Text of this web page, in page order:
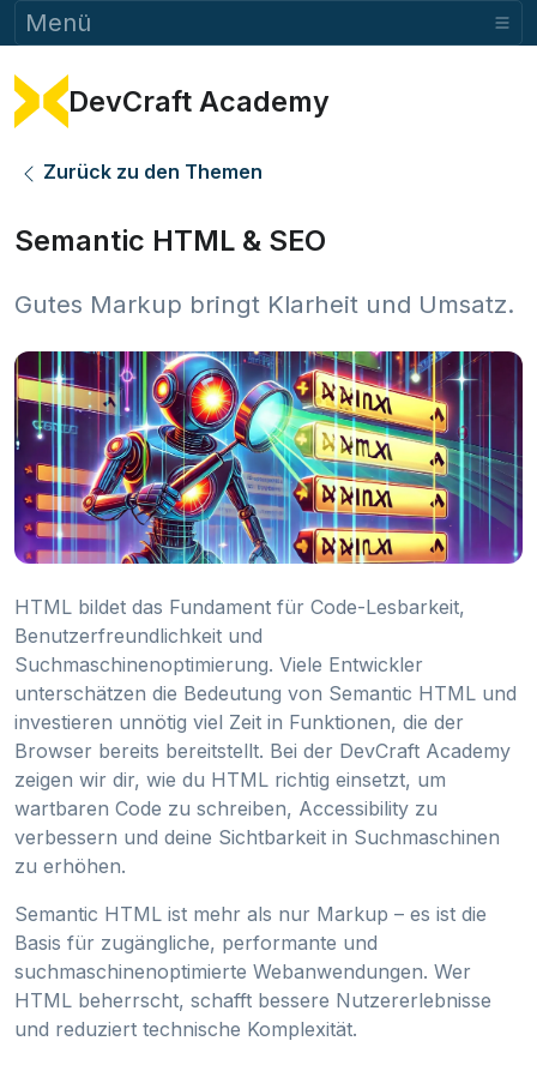
Menü
DevCraft Academy
Zurück zu den Themen
Semantic HTML & SEO
Gutes Markup bringt Klarheit und Umsatz.
HTML bildet das Fundament für Code-Lesbarkeit,
Benutzerfreundlichkeit und
Suchmaschinenoptimierung. Viele Entwickler
unterschätzen die Bedeutung von Semantic HTML und
investieren unnötig viel Zeit in Funktionen, die der
Browser bereits bereitstellt. Bei der DevCraft Academy
zeigen wir dir, wie du HTML richtig einsetzt, um
wartbaren Code zu schreiben, Accessibility zu
verbessern und deine Sichtbarkeit in Suchmaschinen
zu erhöhen.
Semantic HTML ist mehr als nur Markup – es ist die
Basis für zugängliche, performante und
suchmaschinenoptimierte Webanwendungen. Wer
HTML beherrscht, schafft bessere Nutzererlebnisse
und reduziert technische Komplexität.